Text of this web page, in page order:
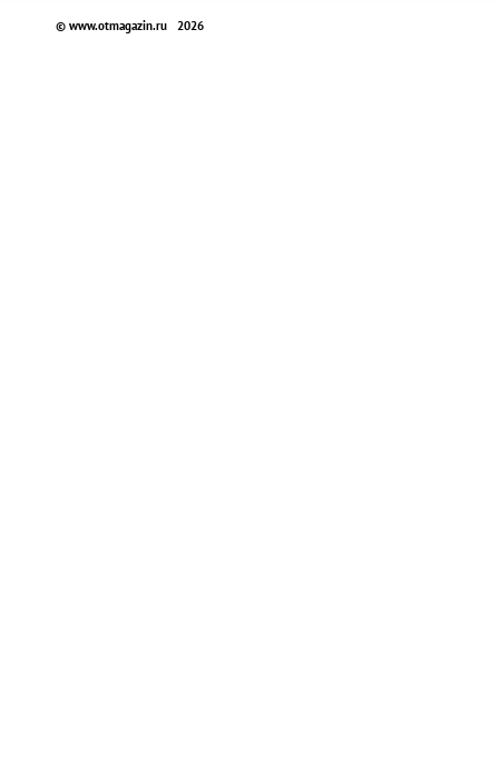
© www.otmagazin.ru 2026